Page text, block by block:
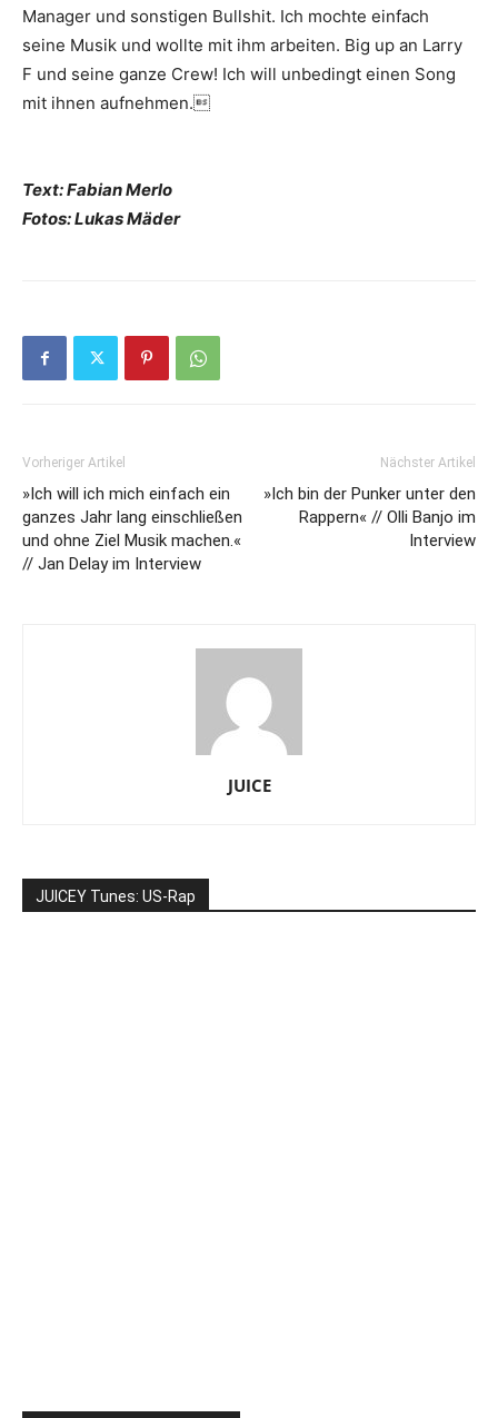
Manager und sonstigen Bullshit. Ich mochte einfach
seine Musik und wollte mit ihm arbeiten. Big up an Larry
F und seine ganze Crew! Ich will unbedingt einen Song
mit ihnen aufnehmen.
Text: Fabian Merlo
Fotos: Lukas Mäder
Vorheriger Artikel
»Ich will ich mich einfach ein
ganzes Jahr lang einschließen
und ohne Ziel Musik machen.«
// Jan Delay im Interview
Nächster Artikel
»Ich bin der Punker unter den
Rappern« // Olli Banjo im
Interview
JUICE
JUICEY Tunes: US-Rap